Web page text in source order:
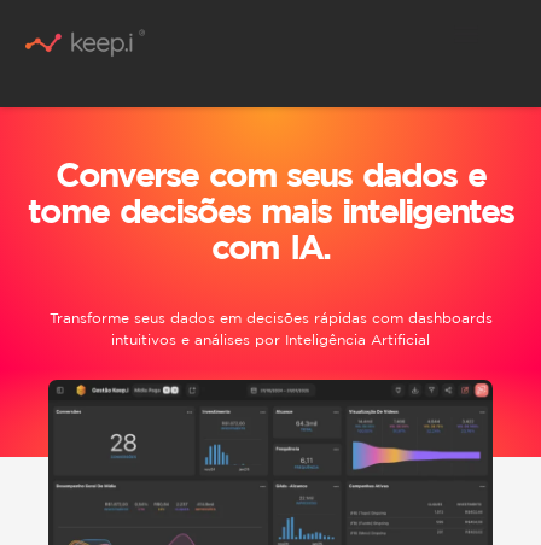
Converse com seus dados e
tome decisões mais inteligentes
com IA.
Transforme seus dados em decisões rápidas com dashboards
intuitivos e análises por Inteligência Artificial